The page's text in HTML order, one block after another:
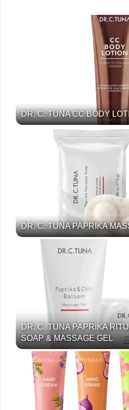
DR. C. TUNA CC BODY
DR. C. TUNA PAPRIKA
DR. C. TUNA PAPRIKA
SOAP & MASSAGE GEL